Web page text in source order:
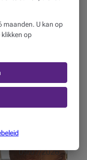
je
09/07/2026
de AI-revolutie
het verschil
maanden. U kan op
op